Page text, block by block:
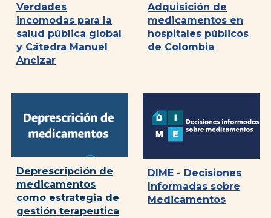
Verdades
incomodas para la
salud pública global
y Cátedra Manuel
Ancizar
Adquisición de
medicamentos en
hospitales públicos
de Colombia
Deprescripción de
medicamentos
como estrategia de
gestión terapeutica
DIME - Decisiones
Informadas sobre
Medicamentos